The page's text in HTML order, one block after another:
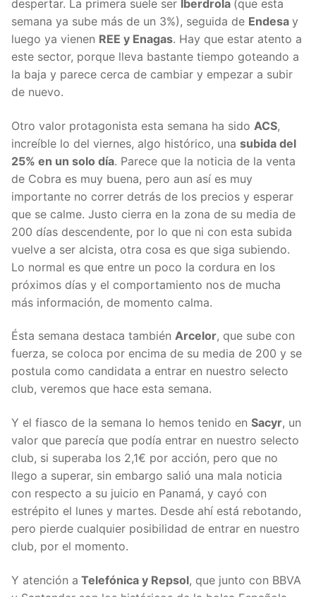
despertar. La primera suele ser Iberdrola (que esta
semana ya sube más de un 3%), seguida de Endesa y
luego ya vienen REE y Enagas. Hay que estar atento a
este sector, porque lleva bastante tiempo goteando a
la baja y parece cerca de cambiar y empezar a subir
de nuevo.
Otro valor protagonista esta semana ha sido ACS,
increíble lo del viernes, algo histórico, una subida del
25% en un solo día. Parece que la noticia de la venta
de Cobra es muy buena, pero aun así es muy
importante no correr detrás de los precios y esperar
que se calme. Justo cierra en la zona de su media de
200 días descendente, por lo que ni con esta subida
vuelve a ser alcista, otra cosa es que siga subiendo.
Lo normal es que entre un poco la cordura en los
próximos días y el comportamiento nos de mucha
más información, de momento calma.
Ésta semana destaca también Arcelor, que sube con
fuerza, se coloca por encima de su media de 200 y se
postula como candidata a entrar en nuestro selecto
club, veremos que hace esta semana.
Y el fiasco de la semana lo hemos tenido en Sacyr, un
valor que parecía que podía entrar en nuestro selecto
club, si superaba los 2,1€ por acción, pero que no
llego a superar, sin embargo salió una mala noticia
con respecto a su juicio en Panamá, y cayó con
estrépito el lunes y martes. Desde ahí está rebotando,
pero pierde cualquier posibilidad de entrar en nuestro
club, por el momento.
Y atención a Telefónica y Repsol, que junto con BBVA